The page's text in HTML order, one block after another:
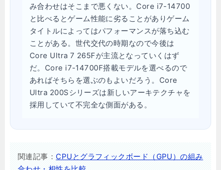
み合わせはそこまで悪くない。Core i7-14700
と比べるとゲーム性能に劣ることがありゲーム
タイトルによってはパフォーマンスが落ち込む
ことがある。世代交代の時期なので今後は
Core Ultra 7 265Fが主流となっていくはず
だ。Core i7-14700F搭載モデルを選べるので
あればそちらを選ぶのもよいだろう。Core
Ultra 200Sシリーズは新しいアーキテクチャを
採用していて不完全な側面がある。
関連記事：CPUとグラフィックボード（GPU）の組み